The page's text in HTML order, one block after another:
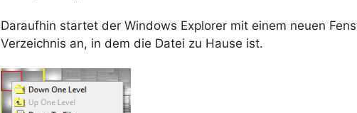
Daraufhin startet der Windows Explorer mit einem neuen
Verzeichnis an, in dem die Datei zu Hause ist.